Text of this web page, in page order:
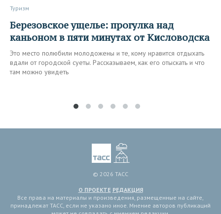
Туризм
Березовское ущелье: прогулка над
каньоном в пяти минутах от Кисловодска
Это место полюбили молодожены и те, кому нравится отдыхать
вдали от городской суеты. Рассказываем, как его отыскать и что
там можно увидеть
© 2026 ТАСС
О ПРОЕКТЕ РЕДАКЦИЯ
Все права на материалы и произведения, размещенные на сайте,
принадлежат ТАСС, если не указано иное. Мнение авторов публикаций